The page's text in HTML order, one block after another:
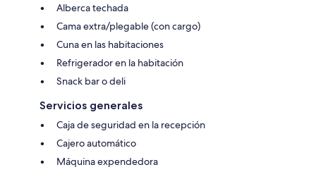
Alberca techada
Cama extra/plegable (con cargo)
Cuna en las habitaciones
Refrigerador en la habitación
Snack bar o deli
Servicios generales
Caja de seguridad en la recepción
Cajero automático
Máquina expendedora